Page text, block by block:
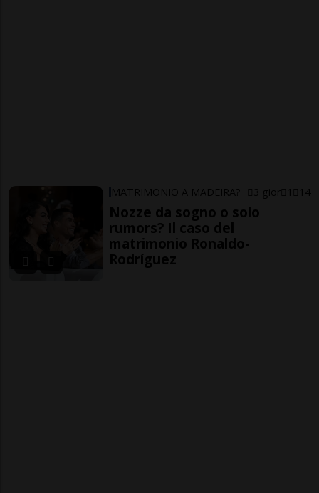
MATRIMONIO A MADEIRA? 3 gior 1 14
Nozze da sogno o solo
rumors? Il caso del
matrimonio Ronaldo-
Rodríguez